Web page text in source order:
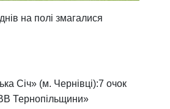
на полі змагалися
Січ» (м. Чернівці):7 очок
Тернопільщини»